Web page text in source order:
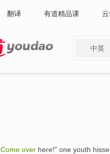
翻译 有道精品课
中英
Come over here!" one youth